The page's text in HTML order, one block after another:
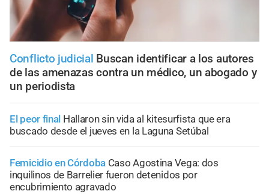
Conflicto judicial Buscan identificar a los autores
de las amenazas contra un médico, un abogado y
un periodista
El peor final Hallaron sin vida al kitesurfista que era
buscado desde el jueves en la Laguna Setúbal
Femicidio en Córdoba Caso Agostina Vega: dos
inquilinos de Barrelier fueron detenidos por
encubrimiento agravado